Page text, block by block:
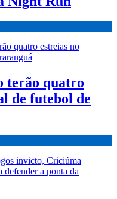
terão quatro
de futebol de